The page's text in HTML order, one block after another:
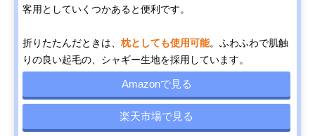
客用としていくつかあると便利です。
折りたたんだときは、 枕としても使用可能。ふわふわで肌触
りの良い起毛の、シャギー生地を採用しています。
Amazonで見る
楽天市場で見る